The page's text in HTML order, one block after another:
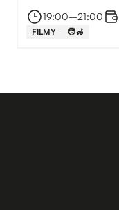
19:00–⁠21:00
FILMY 🧑‍🦽